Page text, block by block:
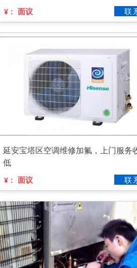
¥： 面议 联
延安宝塔区空调维修加氟，上门服务
低
¥： 面议 联